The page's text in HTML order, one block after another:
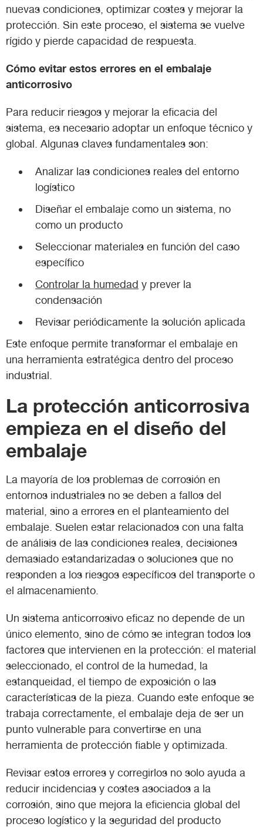
nuevas condiciones, optimizar costes y mejorar la
protección. Sin este proceso, el sistema se vuelve
rígido y pierde capacidad de respuesta.
Cómo evitar estos errores en el embalaje
anticorrosivo
Para reducir riesgos y mejorar la eficacia del
sistema, es necesario adoptar un enfoque técnico y
global. Algunas claves fundamentales son:
Analizar las condiciones reales del entorno
logístico
Diseñar el embalaje como un sistema, no
como un producto
Seleccionar materiales en función del caso
específico
Controlar la humedad y prever la
condensación
Revisar periódicamente la solución aplicada
Este enfoque permite transformar el embalaje en
una herramienta estratégica dentro del proceso
industrial.
La protección anticorrosiva
empieza en el diseño del
embalaje
La mayoría de los problemas de corrosión en
entornos industriales no se deben a fallos del
material, sino a errores en el planteamiento del
embalaje. Suelen estar relacionados con una falta
de análisis de las condiciones reales, decisiones
demasiado estandarizadas o soluciones que no
responden a los riesgos específicos del transporte o
el almacenamiento.
Un sistema anticorrosivo eficaz no depende de un
único elemento, sino de cómo se integran todos los
factores que intervienen en la protección: el material
seleccionado, el control de la humedad, la
estanqueidad, el tiempo de exposición o las
características de la pieza. Cuando este enfoque se
trabaja correctamente, el embalaje deja de ser un
punto vulnerable para convertirse en una
herramienta de protección fiable y optimizada.
Revisar estos errores y corregirlos no solo ayuda a
reducir incidencias y costes asociados a la
corrosión, sino que mejora la eficiencia global del
proceso logístico y la seguridad del producto